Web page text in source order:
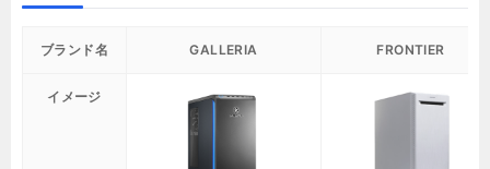
ブランド名 GALLERIA FRONTIER
イメージ